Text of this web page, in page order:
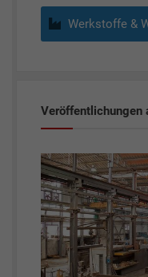
Werkstoffe &
Veröffentlichungen